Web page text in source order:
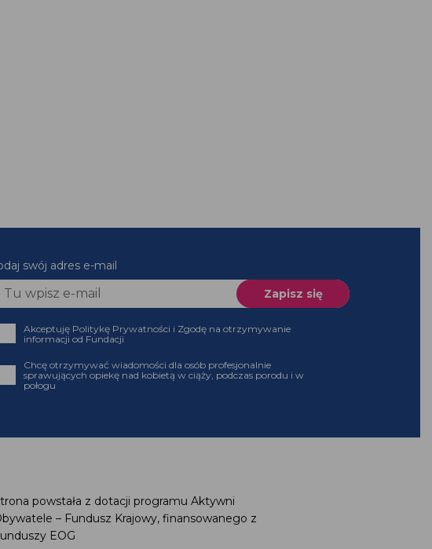
swój adres e-mail
Akceptuję Politykę Prywatności i Zgodę na otrzymywanie
informacji od Fundacji
Chcę otrzymywać wiadomości dla osób profesjonalnie
sprawujących opiekę nad kobietą w ciąży, podczas porodu i w
połogu
powstała z dotacji programu Aktywni
– Fundusz Krajowy, finansowanego z
EOG